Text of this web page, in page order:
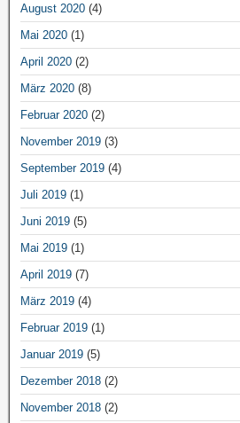
August 2020 (4)
Mai 2020 (1)
April 2020 (2)
März 2020 (8)
Februar 2020 (2)
November 2019 (3)
September 2019 (4)
Juli 2019 (1)
Juni 2019 (5)
Mai 2019 (1)
April 2019 (7)
März 2019 (4)
Februar 2019 (1)
Januar 2019 (5)
Dezember 2018 (2)
November 2018 (2)